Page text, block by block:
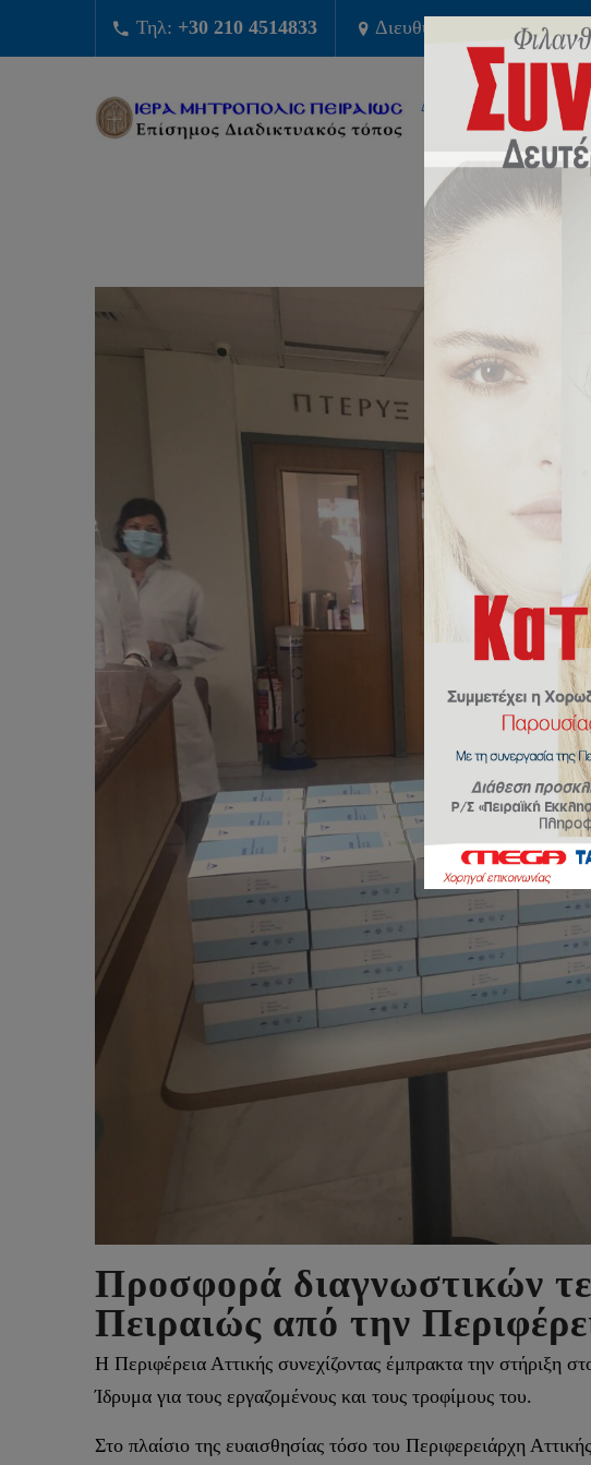
Τηλ: +30 210 4514833 Διευθυνση: Φίλωνος 45
ΔΙΟΙΚΗΣΗ
Προσφορά διαγνωστικών
Πειραιώς από την
Η Περιφέρεια Αττικής συνεχίζοντας έμπρακτα την στήριξη
Ίδρυμα για τους εργαζομένους και τους τροφίμους του.
Στο πλαίσιο της ευαισθησίας τόσο του Περιφερειάρχη